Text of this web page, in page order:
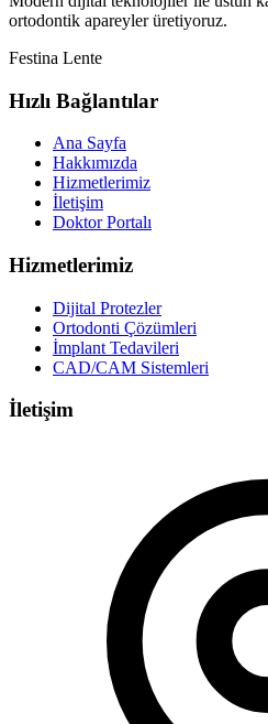
ortodontik apareyler üretiyoruz.
Festina Lente
Hızlı Bağlantılar
Ana Sayfa
Hakkımızda
Hizmetlerimiz
İletişim
Doktor Portalı
Hizmetlerimiz
Dijital Protezler
Ortodonti Çözümleri
İmplant Tedavileri
CAD/CAM Sistemleri
İletişim